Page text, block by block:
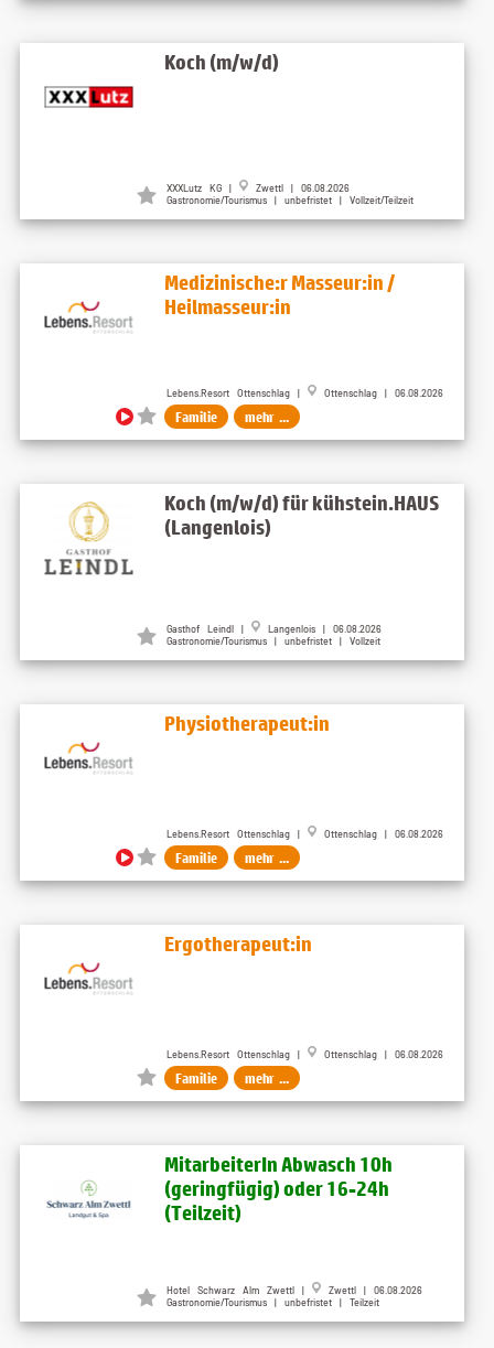
Koch (m/w/d)
XXXLutz KG |
Zwettl | 06.08.2026
Gastronomie/Tourismus | unbefristet | Vollzeit/Teilzeit
Medizinische:r Masseur:in /
Heilmasseur:in
Lebens.Resort Ottenschlag | Ottenschlag | 06.08.2026
Familie mehr ...
Koch (m/w/d) für kühstein.HAUS
(Langenlois)
Gasthof Leindl |
Langenlois | 06.08.2026
Gastronomie/Tourismus | unbefristet | Vollzeit
Physiotherapeut:in
Lebens.Resort Ottenschlag | Ottenschlag | 06.08.2026
Familie mehr ...
Ergotherapeut:in
Lebens.Resort Ottenschlag | Ottenschlag | 06.08.2026
Familie mehr ...
MitarbeiterIn Abwasch 10h
(geringfügig) oder 16-24h
(Teilzeit)
Hotel Schwarz Alm Zwettl |
Zwettl | 06.08.2026
Gastronomie/Tourismus | unbefristet | Teilzeit